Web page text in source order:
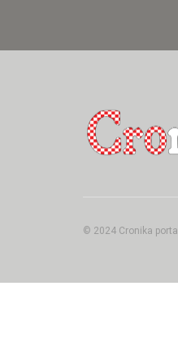
© 2024 Cronika portal